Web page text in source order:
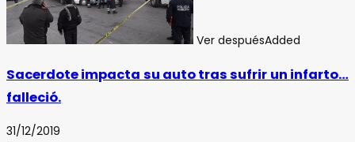
Ver despuésAdded
Sacerdote impacta su auto tras sufrir un infarto…
falleció.
31/12/2019